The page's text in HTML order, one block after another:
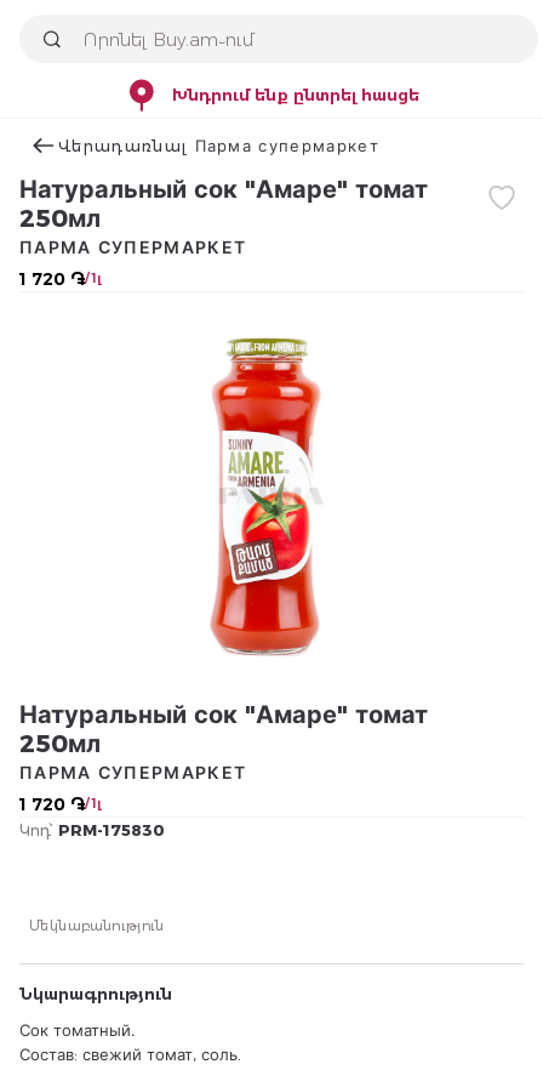
Խնդրում ենք ընտրել հասցե
Վերադառնալ Парма супермаркет
Натуральный сок "Амаре" томат
250мл
1 720 ֏/ 1լ
ПАРМА СУПЕРМАРКЕТ
Натуральный сок "Амаре" томат
250мл
1 720 ֏/ 1լ
ПАРМА СУПЕРМАРКЕТ
Կոդ՝ PRM-175830
Մեկնաբանություն
Նկարագրություն
Сок томатный․
Состав: свежий томат, соль.